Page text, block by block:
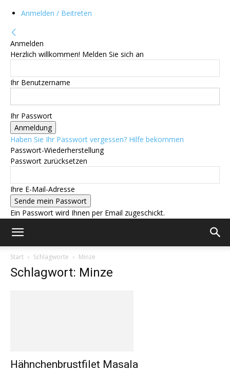
Anmelden / Beitreten
Anmelden
Herzlich willkommen! Melden Sie sich an
Ihr Benutzername
Ihr Passwort
Haben Sie Ihr Passwort vergessen? Hilfe bekommen
Passwort-Wiederherstellung
Passwort zurücksetzen
Ihre E-Mail-Adresse
Ein Passwort wird Ihnen per Email zugeschickt.
Start Schlagworte Minze
Schlagwort: Minze
Hähnchenbrustfilet Masala